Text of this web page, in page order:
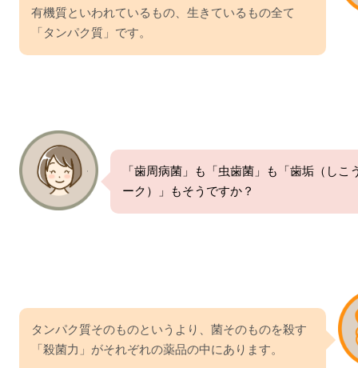
有機質といわれているもの、生きているもの全て
「タンパク質」です。
「歯周病菌」も「虫歯菌」も「歯垢（しこ
ーク）」もそうですか？
タンパク質そのものというより、菌そのものを殺す
「殺菌力」がそれぞれの薬品の中にあります。